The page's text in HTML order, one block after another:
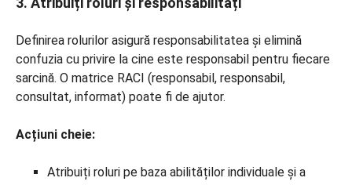
Definirea rolurilor asigură responsabilitatea și elimină
confuzia cu privire la cine este responsabil pentru fiecare
sarcină. O matrice RACI (responsabil, responsabil,
consultat, informat) poate fi de ajutor.
Acțiuni cheie:
Atribuiți roluri pe baza abilităților individuale și a